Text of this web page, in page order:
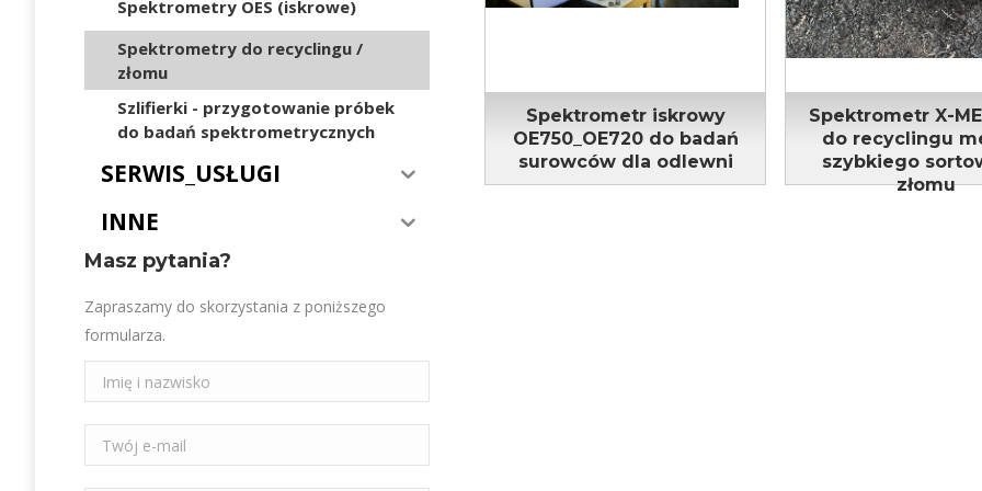
Spektrometry OES (iskrowe)
Spektrometry do recyclingu /
złomu
Szlifierki - przygotowanie próbek
do badań spektrometrycznych
SERWIS_USŁUGI
INNE
Masz pytania?
Zapraszamy do skorzystania z poniższego
formularza.
Spektrometr iskrowy
OE750_OE720 do badań
surowców dla odlewni
Spektrometr X-
do recyclingu
szybkiego
złomu